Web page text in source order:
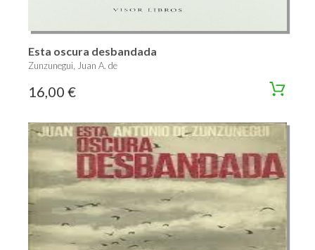
Esta oscura desbandada
Zunzunegui, Juan A. de
16,00 €